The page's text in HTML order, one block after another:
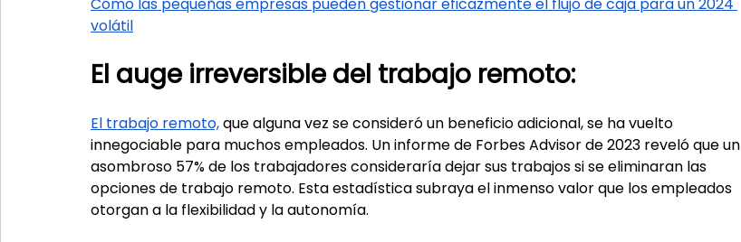
Cómo las pequeñas empresas pueden gestionar eficazmente el flujo de caja para un 2024
volátil
El auge irreversible del trabajo remoto:
El trabajo remoto, que alguna vez se consideró un beneficio adicional, se ha vuelto
innegociable para muchos empleados. Un informe de Forbes Advisor de 2023 reveló que un
asombroso 57% de los trabajadores consideraría dejar sus trabajos si se eliminaran las
opciones de trabajo remoto. Esta estadística subraya el inmenso valor que los empleados
otorgan a la flexibilidad y la autonomía.